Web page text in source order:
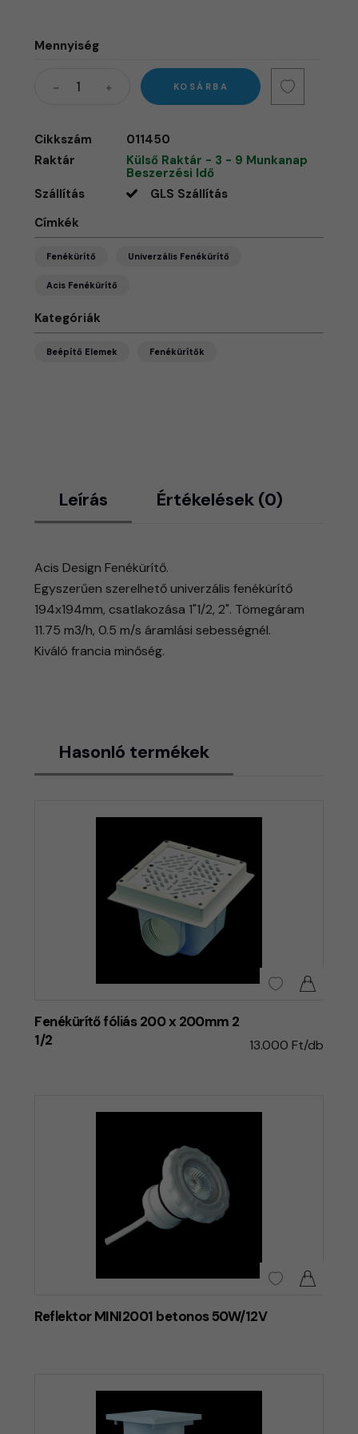
Mennyiség
KOSÁRBA
Cikkszám
011450
Raktár
Külső Raktár - 3 - 9 Munkanap
Beszerzési Idő
Szállítás
GLS Szállítás
Címkék
Fenékürítő Univerzális Fenékürítő
Acis Fenékürítő
Kategóriák
Beépítő Elemek Fenékürítők
Leírás Értékelések (0)
Acis Design Fenékürítő.
​Egyszerűen szerelhető univerzális fenékürítő
194x194mm, csatlakozása 1"1/2, 2". Tömegáram
11.75 m3/h, 0.5 m/s áramlási sebességnél.
Kiváló francia minőség.
Hasonló termékek
Fenékürítő fóliás 200 x 200mm 2
1/2
13.000 Ft/db
Reflektor MINI2001 betonos 50W/12V